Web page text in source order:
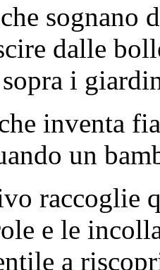
sognano
dalle
i
inventa
un
raccoglie
e le
a